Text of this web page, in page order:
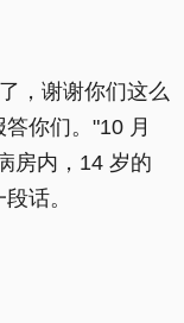
，谢谢你们这么
你们。"10 月
房内，14 岁的
话。